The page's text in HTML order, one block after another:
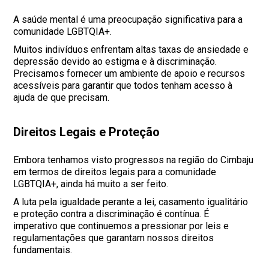
A saúde mental é uma preocupação significativa para a
comunidade LGBTQIA+.
Muitos indivíduos enfrentam altas taxas de ansiedade e
depressão devido ao estigma e à discriminação.
Precisamos fornecer um ambiente de apoio e recursos
acessíveis para garantir que todos tenham acesso à
ajuda de que precisam.
Direitos Legais e Proteção
Embora tenhamos visto progressos na região do Cimbaju
em termos de direitos legais para a comunidade
LGBTQIA+, ainda há muito a ser feito.
A luta pela igualdade perante a lei, casamento igualitário
e proteção contra a discriminação é contínua. É
imperativo que continuemos a pressionar por leis e
regulamentações que garantam nossos direitos
fundamentais.